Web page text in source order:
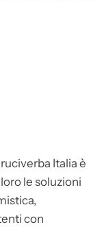
Italia è
le soluzioni
con